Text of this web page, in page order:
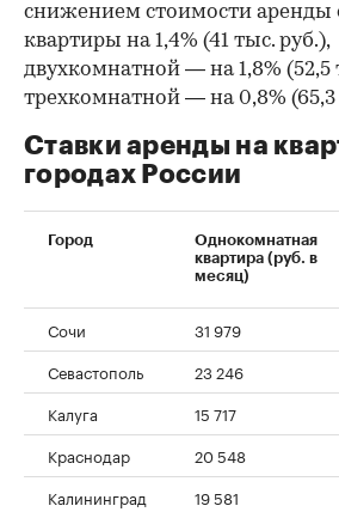
снижением стоимости аренды
квартиры на 1,4% (41 тыс. руб.),
двухкомнатной — на 1,8% (52,5
трехкомнатной — на 0,8% (65,3
Ставки аренды на
городах России
Город
Однокомнатная
квартира (руб. в
месяц)
Сочи 31 979
Севастополь
23 246
Калуга
15 717
Краснодар
20 548
Калининград
19 581